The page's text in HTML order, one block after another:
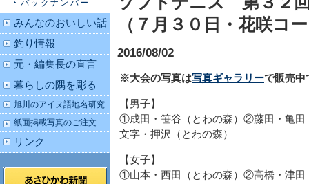
（７月３０日・花咲コ
2016/08/02
※大会の写真は写真ギャラリーで販売中
【男子】
①成田・笹谷（とわの森）②藤田・亀
文字・押沢（とわの森）
【女子】
①山本・西田（とわの森）②高橋・津
バックナンバー
みんなのおいしい話
釣り情報
元・編集長の直言
暮らしの隅を彫る
旭川のアイヌ語地名研究
紙面掲載写真のご注文
リンク